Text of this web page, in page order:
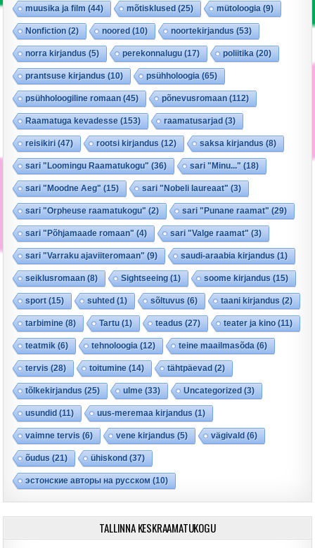
muusika ja film (44) mõtisklused (25) mütoloogia (9)
Nonfiction (2) noored (10) noortekirjandus (53)
norra kirjandus (5) perekonnalugu (17) poliitika (20)
prantsuse kirjandus (10) psühholoogia (65)
psühholoogiline romaan (45) põnevusromaan (112)
Raamatuga kevadesse (153) raamatusarjad (3)
reisikiri (47) rootsi kirjandus (12) saksa kirjandus (8)
sari "Loomingu Raamatukogu" (36) sari "Minu..." (18)
sari "Moodne Aeg" (15) sari "Nobeli laureaat" (3)
sari "Orpheuse raamatukogu" (2) sari "Punane raamat" (29)
sari "Põhjamaade romaan" (4) sari "Valge raamat" (3)
sari "Varraku ajaviiteromaan" (9) saudi-araabia kirjandus (1)
seiklusromaan (8) Sightseeing (1) soome kirjandus (15)
sport(15) suhted (1) sõltuvus (6) taani kirjandus (2)
tarbimine (8) Tartu (1) teadus (27) teater ja kino (11)
teatmik (6) tehnoloogia (12) teine maailmasõda (6)
tervis (28) toitumine (14) tähtpäevad (2)
tõlkekirjandus (25) ulme (33) Uncategorized (3)
usundid (11) uus-meremaa kirjandus (1)
vaimne tervis (6) vene kirjandus (5) vägivald (6)
õudus (21) ühiskond (37)
эстонские авторы на русском (10)
TALLINNA KESKRAAMATUKOGU